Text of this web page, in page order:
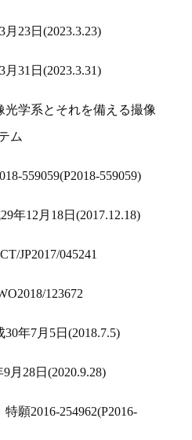
23日(2023.3.23)
31日(2023.3.31)
光学系とそれを備える撮像
ム
559059(P2018-559059)
年12月18日(2017.12.18)
JP2017/045241
123672
年7月5日(2018.7.5)
月28日(2020.9.28)
願2016-254962(P2016-